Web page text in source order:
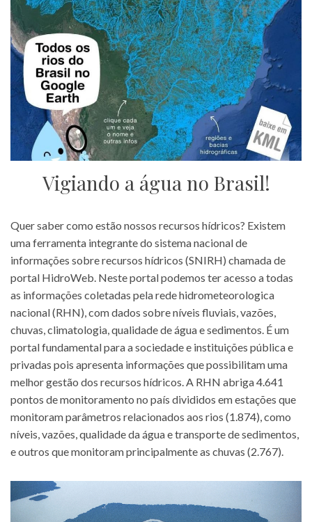
Vigiando a água no Brasil!
Quer saber como estão nossos recursos hídricos? Existem
uma ferramenta integrante do sistema nacional de
informações sobre recursos hídricos (SNIRH) chamada de
portal HidroWeb. Neste portal podemos ter acesso a todas
as informações coletadas pela rede hidrometeorologica
nacional (RHN), com dados sobre níveis fluviais, vazões,
chuvas, climatologia, qualidade de água e sedimentos. É um
portal fundamental para a sociedade e instituições pública e
privadas pois apresenta informações que possibilitam uma
melhor gestão dos recursos hídricos. A RHN abriga 4.641
pontos de monitoramento no país divididos em estações que
monitoram parâmetros relacionados aos rios (1.874), como
níveis, vazões, qualidade da água e transporte de sedimentos,
e outros que monitoram principalmente as chuvas (2.767).